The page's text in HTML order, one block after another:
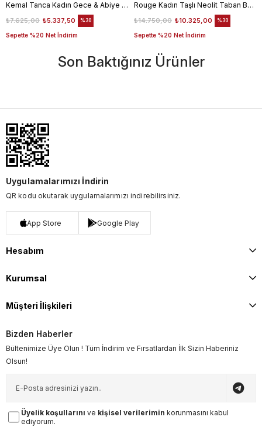
Kemal Tanca Kadın Gece & Abiye Ayakkabı 4360
₺5.337,50
₺7.625,00
Sepette %20 Net İndirim
%30
Rouge Kadın Taşlı Neolit Taban Beyaz Süet Gece & Abiye Ayakkabı
₺10.325,00
₺14.750,00
Sepette %20 Net İndirim
%30
Son Baktığınız Ürünler
Uygulamalarımızı İndirin
QR kodu okutarak uygulamalarımızı indirebilirsiniz.
App Store Google Play
Hesabım
Kurumsal
Müşteri İlişkileri
Bizden Haberler
Bültenimize Üye Olun ! Tüm İndirim ve Fırsatlardan İlk Sizin Haberiniz
Olsun!
Üyelik koşullarını ve kişisel verilerimin korunmasını kabul
ediyorum.